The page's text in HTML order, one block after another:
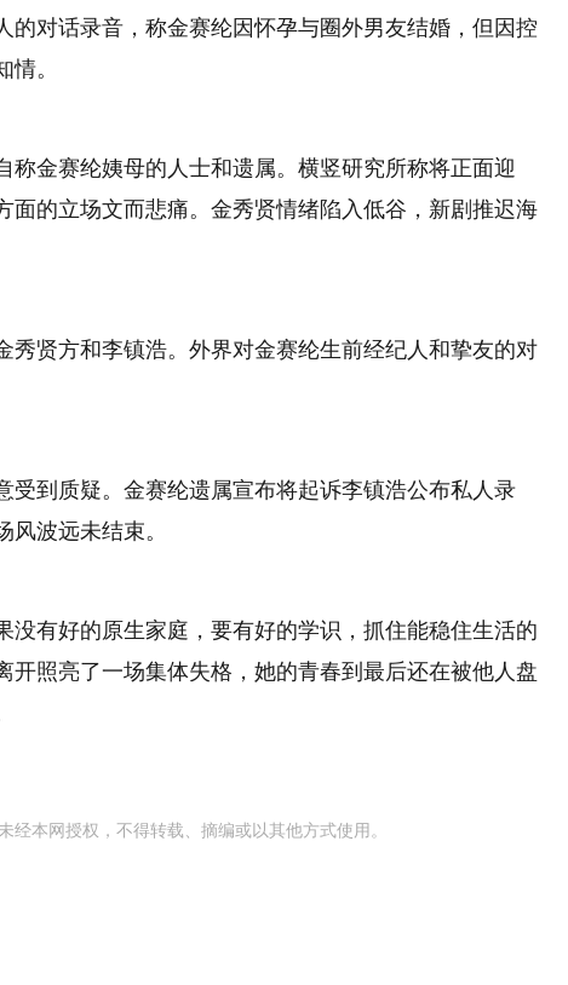
的对话录音，称金赛纶因怀孕与圈外男友结婚，但因控
。
称金赛纶姨母的人士和遗属。横竖研究所称将正面迎
面的立场文而悲痛。金秀贤情绪陷入低谷，新剧推迟海
秀贤方和李镇浩。外界对金赛纶生前经纪人和挚友的对
受到质疑。金赛纶遗属宣布将起诉李镇浩公布私人录
波远未结束。
没有好的原生家庭，要有好的学识，抓住能稳住生活的
开照亮了一场集体失格，她的青春到最后还在被他人盘
经本网授权，不得转载、摘编或以其他方式使用。